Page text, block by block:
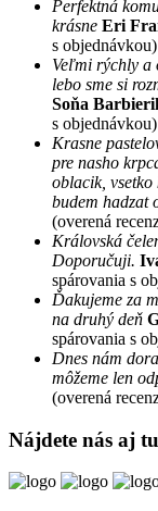
Perfektná
krásne Eri
s objednávkou)
Veľmi rýchly a
lebo sme si
Soňa
s objednávkou)
Krasne
pre nasho
oblacik,
budem hadzat
(overená
Královská
Doporučuji.
spárovania s
Ďakujeme za
na druhý deň
spárovania s
Dnes nám
môžeme len
(overená
Nájdete nás aj tu